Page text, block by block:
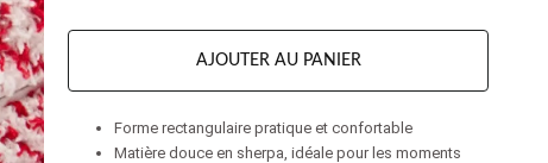
AJOUTER AU PANIER
Forme rectangulaire pratique et confortable
Matière douce en sherpa, idéale pour les moments